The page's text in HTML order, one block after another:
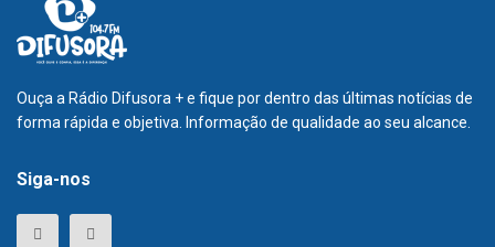
Ouça a Rádio Difusora + e fique por dentro das últimas notícias de
forma rápida e objetiva. Informação de qualidade ao seu alcance.
Siga-nos